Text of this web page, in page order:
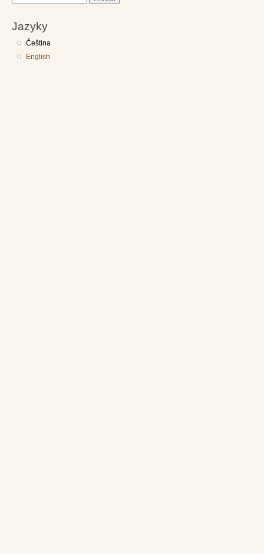
Jazyky
Čeština
English